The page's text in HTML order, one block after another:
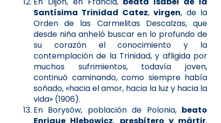
Santísima Trinidad Catez,virgen, de la
Orden de las Carmelitas Descalzas, que
desde niña anheló buscar en lo profundo de
su corazón el conocimiento y la
contemplación de la Trinidad, y afligida por
muchos sufrimientos, todavía joven,
continuó caminando, como siempre había
soñado, «hacia el amor, hacia la luz y hacia la
vida» (1906).
En Borysów, población de Polonia, beato
Enrique Hlebowicz, presbítero y mártir,